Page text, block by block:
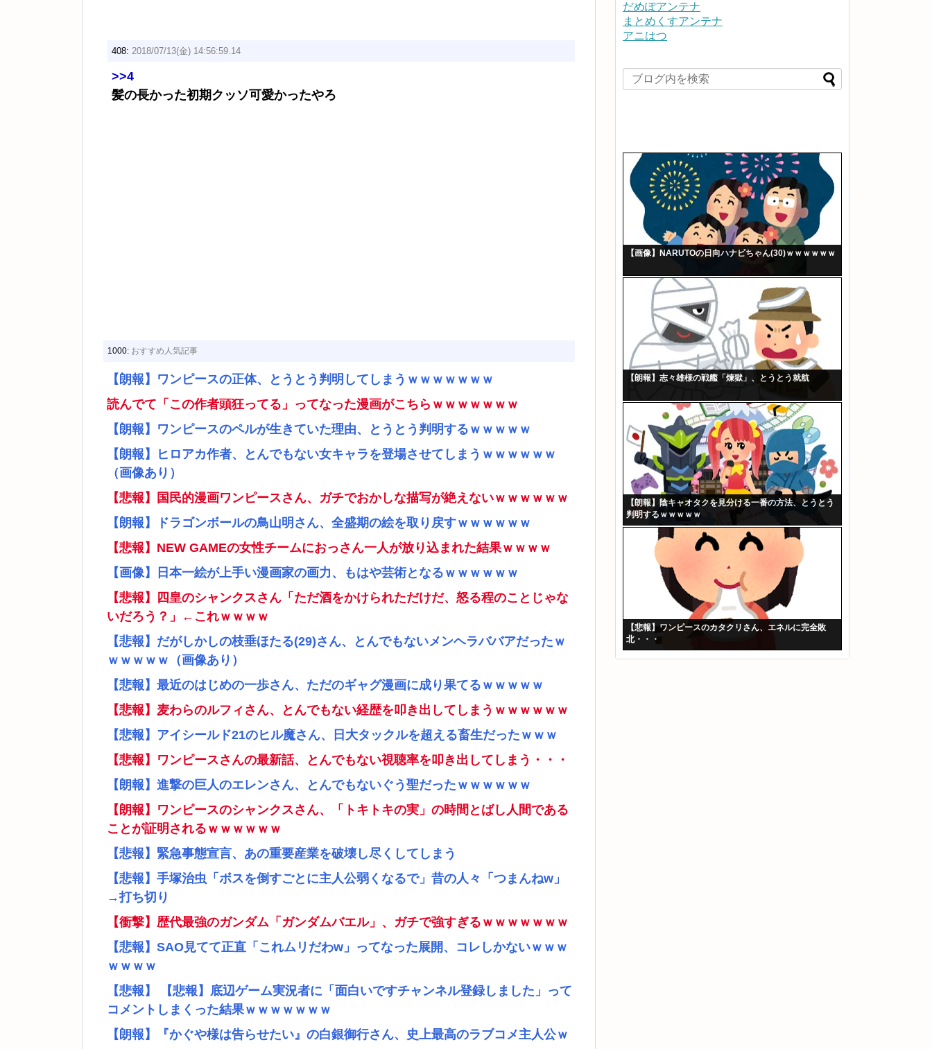
408: 2018/07/13(金) 14:56:59.14
>>4
髪の長かった初期クッソ可愛かったやろ
1000: おすすめ人気記事
【朗報】ワンピースの正体、とうとう判明してしまうｗｗｗｗｗｗｗ
読んでて「この作者頭狂ってる」ってなった漫画がこちらｗｗｗｗｗｗｗ
【朗報】ワンピースのペルが生きていた理由、とうとう判明するｗｗｗｗｗ
【朗報】ヒロアカ作者、とんでもない女キャラを登場させてしまうｗｗｗｗｗｗ
（画像あり）
【悲報】国民的漫画ワンピースさん、ガチでおかしな描写が絶えないｗｗｗｗｗｗ
【朗報】ドラゴンボールの鳥山明さん、全盛期の絵を取り戻すｗｗｗｗｗｗ
【悲報】NEW GAMEの女性チームにおっさん一人が放り込まれた結果ｗｗｗｗ
【画像】日本一絵が上手い漫画家の画力、もはや芸術となるｗｗｗｗｗｗ
【悲報】四皇のシャンクスさん「ただ酒をかけられただけだ、怒る程のことじゃな
いだろう？」←これｗｗｗｗ
【悲報】だがしかしの枝垂ほたる(29)さん、とんでもないメンヘラババアだったｗ
ｗｗｗｗｗ（画像あり）
【悲報】最近のはじめの一歩さん、ただのギャグ漫画に成り果てるｗｗｗｗｗ
【悲報】麦わらのルフィさん、とんでもない経歴を叩き出してしまうｗｗｗｗｗｗ
【悲報】アイシールド21のヒル魔さん、日大タックルを超える畜生だったｗｗｗ
【悲報】ワンピースさんの最新話、とんでもない視聴率を叩き出してしまう・・・
【朗報】進撃の巨人のエレンさん、とんでもないぐう聖だったｗｗｗｗｗｗ
【朗報】ワンピースのシャンクスさん、「トキトキの実」の時間とばし人間である
ことが証明されるｗｗｗｗｗｗ
【悲報】緊急事態宣言、あの重要産業を破壊し尽くしてしまう
【悲報】手塚治虫「ボスを倒すごとに主人公弱くなるで」昔の人々「つまんねw」
→打ち切り
【衝撃】歴代最強のガンダム「ガンダムバエル」、ガチで強すぎるｗｗｗｗｗｗｗ
【悲報】SAO見てて正直「これムリだわw」ってなった展開、コレしかないｗｗｗ
ｗｗｗｗ
【悲報】 【悲報】底辺ゲーム実況者に「面白いですチャンネル登録しました」って
コメントしまくった結果ｗｗｗｗｗｗｗ
【朗報】『かぐや様は告らせたい』の白銀御行さん、史上最高のラブコメ主人公ｗ
だめぽアンテナ
まとめくすアンテナ
アニはつ
【画像】NARUTOの日向ハナビちゃん(30)ｗｗｗｗｗｗ
【朗報】志々雄様の戦艦「煉獄」、とうとう就航
【朗報】陰キャオタクを見分ける一番の方法、とうとう
判明するｗｗｗｗｗ
【悲報】ワンピースのカタクリさん、エネルに完全敗
北・・・